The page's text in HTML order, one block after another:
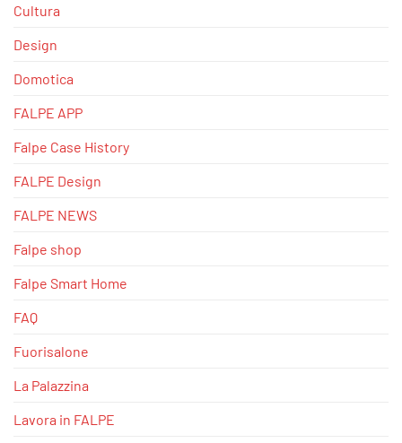
Cultura
Design
Domotica
FALPE APP
Falpe Case History
FALPE Design
FALPE NEWS
Falpe shop
Falpe Smart Home
FAQ
Fuorisalone
La Palazzina
Lavora in FALPE